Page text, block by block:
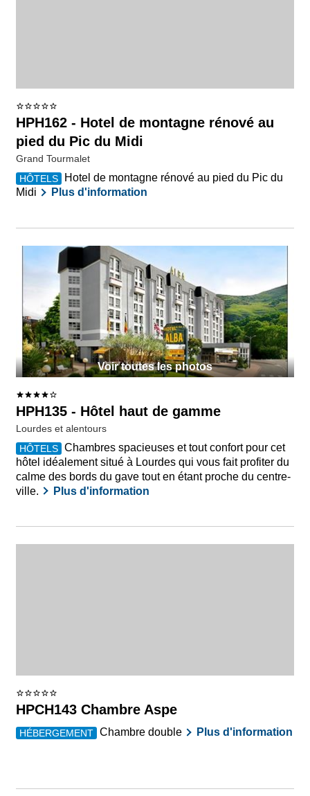
HPH162 - Hotel de montagne rénové au
pied du Pic du Midi
Grand Tourmalet
HÔTELS
Hotel de montagne rénové au pied du Pic du
Midi
Plus d'information
HPH135 - Hôtel haut de gamme
Lourdes et alentours
HÔTELS Chambres spacieuses et tout confort pour cet
hôtel idéalement situé à Lourdes qui vous fait profiter du
calme des bords du gave tout en étant proche du centre-
ville.
Plus d'information
Voir toutes les photos
HPCH143 Chambre Aspe
HÉBERGEMENT Chambre double Plus d'information